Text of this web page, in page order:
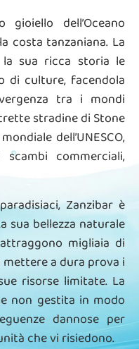
dell’Oceano
costa tanzaniana. La
sua ricca storia le
di culture, facendola
tra i mondi
stradine di Stone
dell’UNESCO,
commerciali,
Zanzibar è
sua bellezza naturale
migliaia di
a dura prova i
risorse limitate. La
non gestita in modo
dannose per
che vi risiedono.